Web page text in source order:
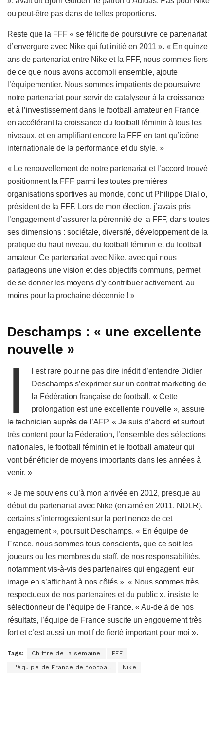
ou peut-être pas dans de telles proportions.
Reste que la FFF « se félicite de poursuivre ce partenariat
d’envergure avec Nike qui fut initié en 2011 ». « En quinze
ans de partenariat entre Nike et la FFF, nous sommes fiers
de ce que nous avons accompli ensemble, ajoute
l’équipementier. Nous sommes impatients de poursuivre
notre partenariat pour servir de catalyseur à la croissance
et à l’investissement dans le football amateur en France,
en accélérant la croissance du football féminin à tous les
niveaux, et en amplifiant encore la FFF en tant qu’icône
internationale de la performance et du style. »
« Le renouvellement de notre partenariat et l’accord trouvé
positionnent la FFF parmi les toutes premières
organisations sportives au monde, conclut Philippe Diallo,
président de la FFF. Lors de mon élection, j’avais pris
l’engagement d’assurer la pérennité de la FFF, dans toutes
ses dimensions : sociétale, diversité, développement de la
pratique du haut niveau, du football féminin et du football
amateur. Ce partenariat avec Nike, avec qui nous
partageons une vision et des objectifs communs, permet
de se donner les moyens d’y contribuer activement, au
moins pour la prochaine décennie ! »
Deschamps : « une excellente
nouvelle »
I
l est rare pour ne pas dire inédit d’entendre Didier
Deschamps s’exprimer sur un contrat marketing de
la Fédération française de football. « Cette
prolongation est une excellente nouvelle », assure
le technicien auprès de l’AFP. « Je suis d’abord et surtout
très content pour la Fédération, l’ensemble des sélections
nationales, le football féminin et le football amateur qui
vont bénéficier de moyens importants dans les années à
venir. »
« Je me souviens qu’à mon arrivée en 2012, presque au
début du partenariat avec Nike (entamé en 2011, NDLR),
certains s’interrogeaient sur la pertinence de cet
engagement », poursuit Deschamps. « En équipe de
France, nous sommes tous conscients, que ce soit les
joueurs ou les membres du staff, de nos responsabilités,
notamment vis-à-vis des partenaires qui engagent leur
image en s’affichant à nos côtés ». « Nous sommes très
respectueux de nos partenaires et du public », insiste le
sélectionneur de l’équipe de France. « Au-delà de nos
résultats, l’équipe de France suscite un engouement très
fort et c’est aussi un motif de fierté important pour moi ».
Tags: Chiffre de la semaine FFF
L'équipe de France de football Nike